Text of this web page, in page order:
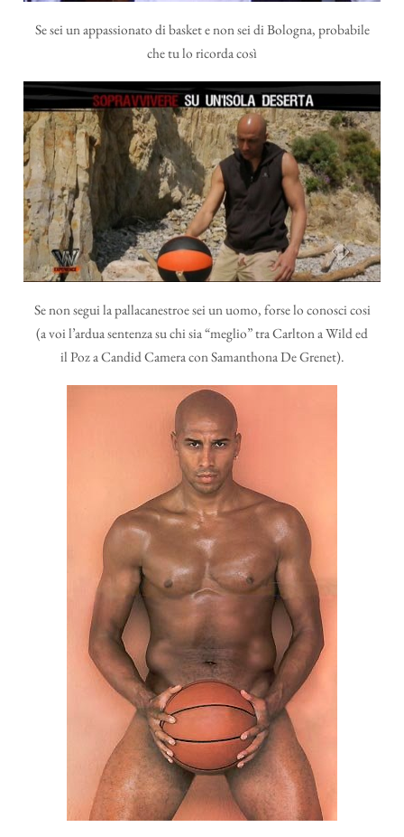
Se sei un appassionato di basket e non sei di Bologna, probabile
che tu lo ricorda così
Se non segui la pallacanestroe sei un uomo, forse lo conosci cosi
(a voi l’ardua sentenza su chi sia “meglio” tra Carlton a Wild ed
il Poz a Candid Camera con Samanthona De Grenet).